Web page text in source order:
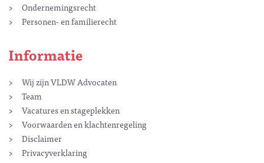
Ondernemingsrecht
Personen- en familierecht
Informatie
Wij zijn VLDW Advocaten
Team
Vacatures en stageplekken
Voorwaarden en klachtenregeling
Disclaimer
Privacyverklaring